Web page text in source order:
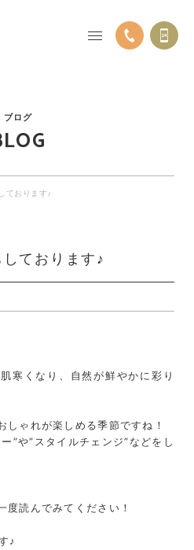
ブログ
ております♪
ております♪
寒くなり、自然が鮮やかに彩り
しゃれが楽しめる季節ですね！
”や”スタイルチェンジ”などをし
度読んでみてください！
♪